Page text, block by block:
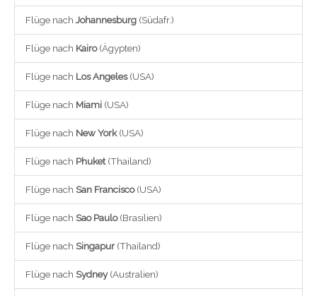
Flüge nach Johannesburg (Südafr.)
Flüge nach Kairo(Ägypten)
Flüge nach Los Angeles(USA)
Flüge nach Miami (USA)
Flüge nach New York(USA)
Flüge nach Phuket(Thailand)
Flüge nach San Francisco(USA)
Flüge nach Sao Paulo(Brasilien)
Flüge nach Singapur (Thailand)
Flüge nach Sydney(Australien)